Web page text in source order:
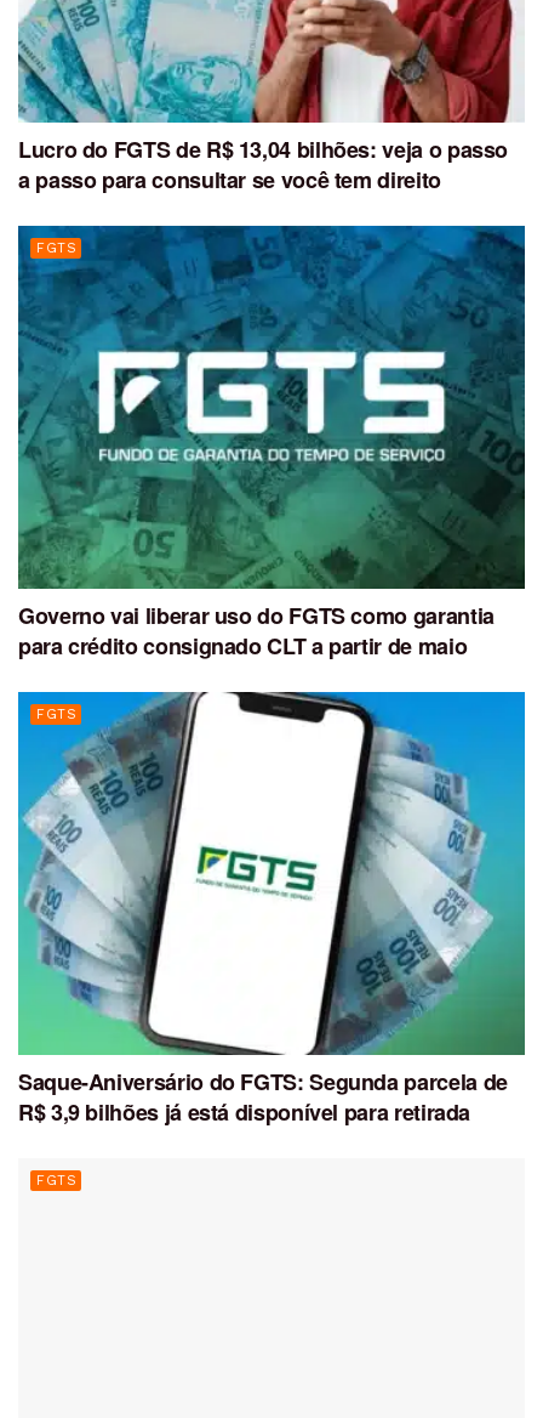
Lucro do FGTS de R$ 13,04 bilhões: veja o passo
a passo para consultar se você tem direito
FGTS
Governo vai liberar uso do FGTS como garantia
para crédito consignado CLT a partir de maio
FGTS
Saque-Aniversário do FGTS: Segunda parcela de
R$ 3,9 bilhões já está disponível para retirada
FGTS